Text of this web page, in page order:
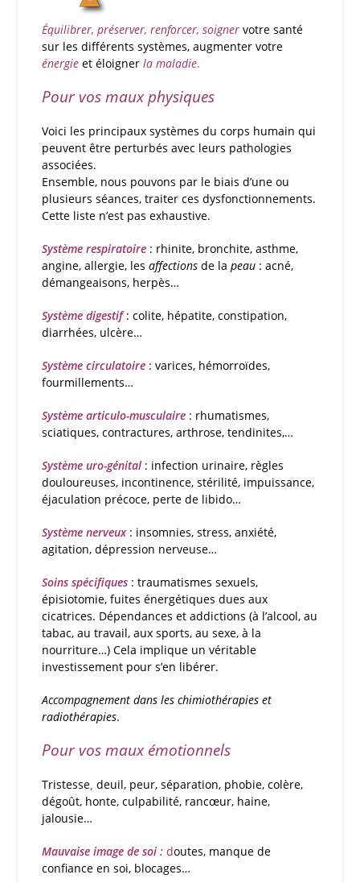
Équilibrer, préserver, renforcer, soigner votre santé
sur les différents systèmes, augmenter votre
énergie et éloignerla maladie.
Pour vos maux physiques
Voici les principaux systèmes du corps humain qui
peuvent être perturbés avec leurs pathologies
associées.
Ensemble, nous pouvons par le biais d’une ou
plusieurs séances, traiter ces dysfonctionnements.
Cette liste n’est pas exhaustive.
Système respiratoire : rhinite, bronchite, asthme,
angine, allergie, lesaffections de lapeau : acné,
démangeaisons, herpès…
Système digestif : colite, hépatite, constipation,
diarrhées, ulcère…
Système circulatoire : varices, hémorroïdes,
fourmillements…
Système articulo-musculaire : rhumatismes,
sciatiques, contractures, arthrose, tendinites,…
Système uro-génital : infection urinaire, règles
douloureuses, incontinence, stérilité, impuissance,
éjaculation précoce, perte de libido…
Système nerveux : insomnies, stress, anxiété,
agitation, dépression nerveuse…
Soins spécifiques : traumatismes sexuels,
épisiotomie, fuites énergétiques dues aux
cicatrices. Dépendances et addictions (à l’alcool, au
tabac, au travail, aux sports, au sexe, à la
nourriture…) Cela implique un véritable
investissement pour s’en libérer.
Accompagnement dans les chimiothérapies et
radiothérapies.
Pour vos maux émotionnels
Tristesse ,deuil, peur, séparation, phobie, colère,
dégoût, honte, culpabilité, rancœur, haine,
jalousie…
Mauvaise image de soi :doutes, manque de
confiance en soi, blocages…